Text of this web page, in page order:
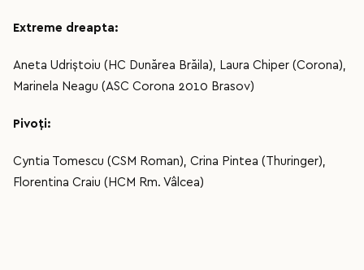
Extreme dreapta:
Aneta Udriştoiu (HC Dunărea Brăila), Laura Chiper (Corona),
Marinela Neagu (ASC Corona 2010 Brasov)
Pivoţi:
Cyntia Tomescu (CSM Roman), Crina Pintea (Thuringer),
Florentina Craiu (HCM Rm. Vâlcea)